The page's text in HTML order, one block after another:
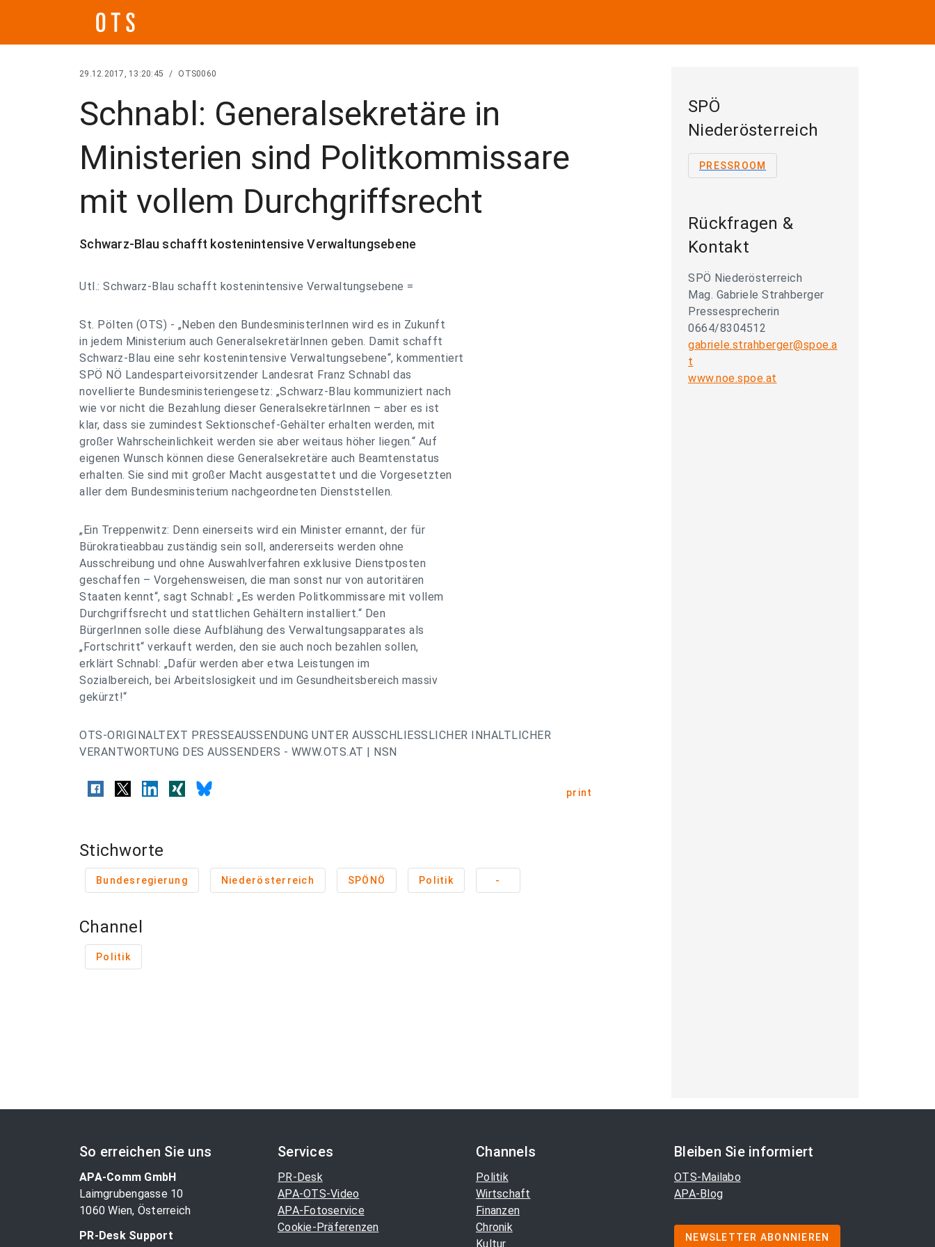
29.12.2017, 13:20:45 / OTS0060
Schnabl: Generalsekretäre in
Ministerien sind Politkommissare
mit vollem Durchgriffsrecht
Schwarz-Blau schafft kostenintensive Verwaltungsebene
Utl.: Schwarz-Blau schafft kostenintensive Verwaltungsebene =
St. Pölten (OTS) - „Neben den BundesministerInnen wird es in Zukunft
in jedem Ministerium auch GeneralsekretärInnen geben. Damit schafft
Schwarz-Blau eine sehr kostenintensive Verwaltungsebene“, kommentiert
SPÖ NÖ Landesparteivorsitzender Landesrat Franz Schnabl das
novellierte Bundesministeriengesetz: „Schwarz-Blau kommuniziert nach
wie vor nicht die Bezahlung dieser GeneralsekretärInnen – aber es ist
klar, dass sie zumindest Sektionschef-Gehälter erhalten werden, mit
großer Wahrscheinlichkeit werden sie aber weitaus höher liegen.“ Auf
eigenen Wunsch können diese Generalsekretäre auch Beamtenstatus
erhalten. Sie sind mit großer Macht ausgestattet und die Vorgesetzten
aller dem Bundesministerium nachgeordneten Dienststellen.
„Ein Treppenwitz: Denn einerseits wird ein Minister ernannt, der für
Bürokratieabbau zuständig sein soll, andererseits werden ohne
Ausschreibung und ohne Auswahlverfahren exklusive Dienstposten
geschaffen – Vorgehensweisen, die man sonst nur von autoritären
Staaten kennt“, sagt Schnabl: „Es werden Politkommissare mit vollem
Durchgriffsrecht und stattlichen Gehältern installiert.“ Den
BürgerInnen solle diese Aufblähung des Verwaltungsapparates als
„Fortschritt“ verkauft werden, den sie auch noch bezahlen sollen,
erklärt Schnabl: „Dafür werden aber etwa Leistungen im
Sozialbereich, bei Arbeitslosigkeit und im Gesundheitsbereich massiv
gekürzt!“
OTS-ORIGINALTEXT PRESSEAUSSENDUNG UNTER AUSSCHLIESSLICHER INHALTLICHER
VERANTWORTUNG DES AUSSENDERS - WWW.OTS.AT | NSN
print
Stichworte
Bundesregierung Niederösterreich SPÖNÖ Politik -
Channel
Politik
SPÖ
Niederösterreich
PRESSROOM
Rückfragen &
Kontakt
SPÖ Niederösterreich
Mag. Gabriele Strahberger
Pressesprecherin
0664/8304512
gabriele.strahberger@spoe.a
t
www.noe.spoe.at
So erreichen Sie uns
APA-Comm GmbH
Laimgrubengasse 10
1060 Wien, Österreich
PR-Desk Support
Services
PR-Desk
APA-OTS-Video
APA-Fotoservice
Cookie-Präferenzen
Channels
Politik
Wirtschaft
Finanzen
Chronik
Kultur
Bleiben Sie informiert
OTS-Mailabo
APA-Blog
NEWSLETTER ABONNIEREN